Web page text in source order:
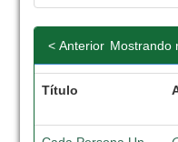
Mostrando
< Anterior
Título